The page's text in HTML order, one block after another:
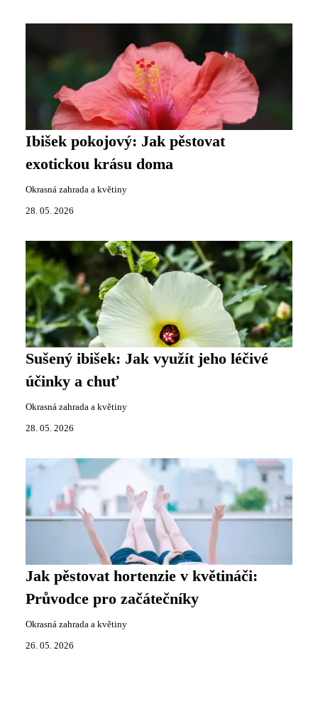
Ibišek pokojový: Jak pěstovat
exotickou krásu doma
Okrasná zahrada a květiny
28. 05. 2026
Sušený ibišek: Jak využít jeho léčivé
účinky a chuť
Okrasná zahrada a květiny
28. 05. 2026
Jak pěstovat hortenzie v květináči:
Průvodce pro začátečníky
Okrasná zahrada a květiny
26. 05. 2026